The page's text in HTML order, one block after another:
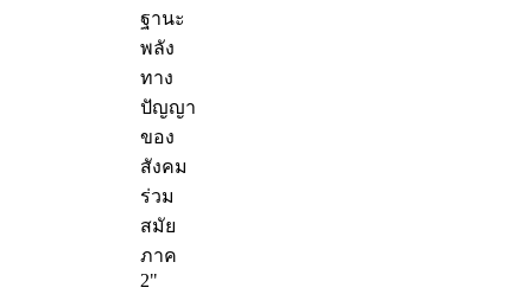
ฐานะ
พลัง
ทาง
ปัญญา
ของ
สังคม
ร่วม
สมัย
ภาค
2"